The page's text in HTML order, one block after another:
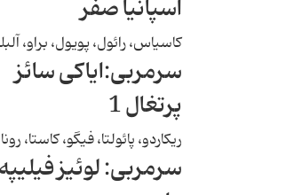
اسپانیا صفر
کاسیاس، رائول، پویول، براو،
سرمربی:ایاکی سائز
پرتغال 1
ریکاردو، پائولتا، فیگو، کاستا،
سرمربی: لوئیز